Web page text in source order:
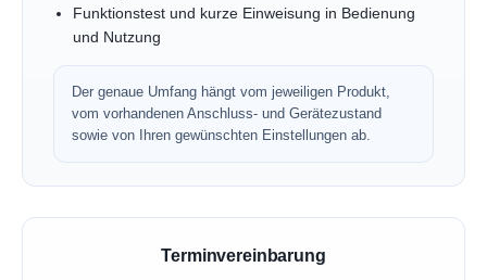
Funktionstest und kurze Einweisung in Bedienung
und Nutzung
Der genaue Umfang hängt vom jeweiligen Produkt,
vom vorhandenen Anschluss- und Gerätezustand
sowie von Ihren gewünschten Einstellungen ab.
Terminvereinbarung